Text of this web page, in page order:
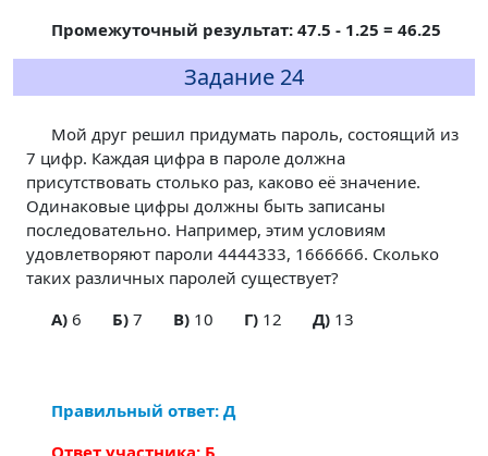
Промежуточный результат: 47.5 - 1.25 = 46.25
Задание 24
Мой друг решил придумать пароль, состоящий из
7 цифр. Каждая цифра в пароле должна
присутствовать столько раз, каково её значение.
Одинаковые цифры должны быть записаны
последовательно. Например, этим условиям
удовлетворяют пароли 4444333, 1666666. Сколько
таких различных паролей существует?
A)6 Б)7 В)10 Г)12 Д)13
Правильный ответ: Д
Ответ участника: Б